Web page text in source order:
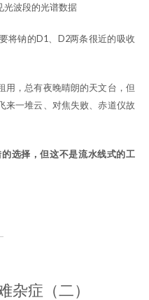
光波段的光谱数据
将钠的D1、D2两条很近的吸收
用，总有夜晚晴朗的天文台，但
来一堆云、对焦失败、赤道仪故
选择，但这不是流水线式的工
杂症（二）